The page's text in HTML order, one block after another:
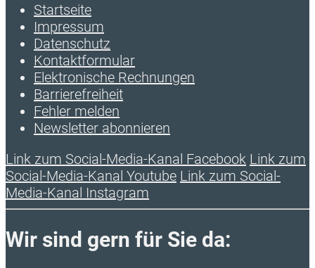
Startseite
Impressum
Datenschutz
Kontaktformular
Elektronische Rechnungen
Barrierefreiheit
Fehler melden
Newsletter abonnieren
Link zum Social-Media-Kanal Facebook Link zum
Social-Media-Kanal Youtube Link zum Social-
Media-Kanal Instagram
Wir sind gern für Sie da: